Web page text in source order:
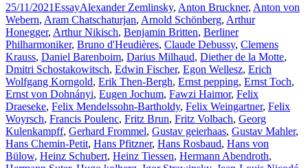
25/11/2021EssayAlexander Zemlinsky, Anton Bruckner, Anton von
Webern, Aram Chatschaturjan, Arnold Schönberg, Arthur
Honegger, Arthur Nikisch, Benjamin Britten, Berliner
Philharmoniker, Bruno d'Heudières, Claude Debussy, Clemens
Krauss, Daniel Barenboim, Darius Milhaud, Diether de la Motte,
Dmitri Schostakowitsch, Edwin Fischer, Egon Wellesz, Erich
Wolfgang Korngold, Erik Then-Bergh, Ernst pepping, Ernst Toch,
Ernst von Dohnányi, Eugen Jochum, Fawzi Haimor, Felix
Draeseke, Felix Mendelssohn-Bartholdy, Felix Weingartner, Felix
Woyrsch, Francis Poulenc, Fritz Brun, Fritz Volbach, Georg
Kulenkampff, Gerhard Frommel, Gustav geierhaas, Gustav Mahler,
Hans Chemin-Petit, Hans Pfitzner, Hans Rosbaud, Hans von
Bülow, Heinz Schubert, Heinz Tiessen, Hermann Abendroth,